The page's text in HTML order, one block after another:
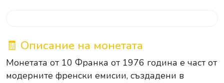
🧾 Описание на монетата
Монетата от 10 Франка от 1976 година е част от
модерните френски емисии, създадени в